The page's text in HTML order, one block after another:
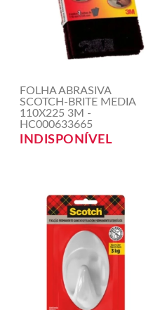
FOLHA ABRASIVA
SCOTCH-BRITE MEDIA
110X225 3M -
HC000633665
INDISPONÍVEL